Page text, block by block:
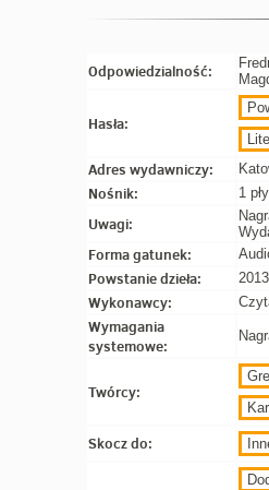
Odpowiedzialność:
Hasła:
Adres wydawniczy:
Nośnik: 1
Uwagi:
Forma gatunek:
Powstanie dzieła:
Wykonawcy:
Wymagania
systemowe:
Twórcy:
Skocz do: